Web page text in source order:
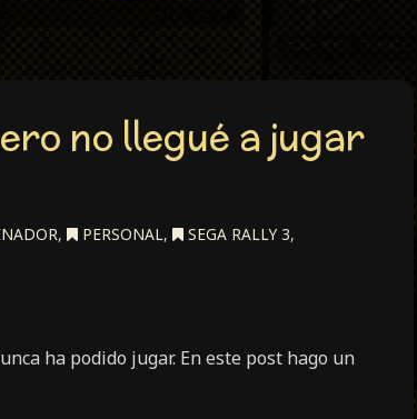
no llegué a jugar
, PERSONAL, SEGA RALLY 3,
ha podido jugar. En este post hago un